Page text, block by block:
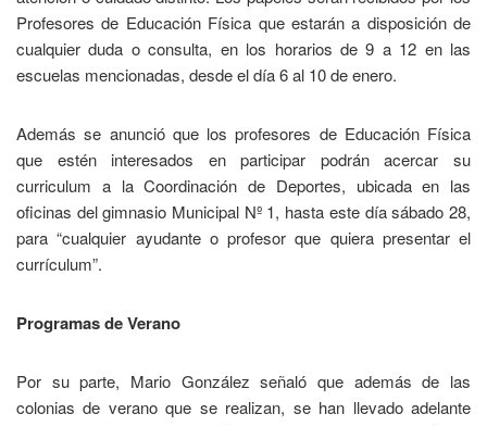
Profesores de Educación Física que estarán a disposición de
cualquier duda o consulta, en los horarios de 9 a 12 en las
escuelas mencionadas, desde el día 6 al 10 de enero.
Además se anunció que los profesores de Educación Física
que estén interesados en participar podrán acercar su
curriculum a la Coordinación de Deportes, ubicada en las
oficinas del gimnasio Municipal Nº 1, hasta este día sábado 28,
para “cualquier ayudante o profesor que quiera presentar el
currículum”.
Programas de Verano
Por su parte, Mario González señaló que además de las
colonias de verano que se realizan, se han llevado adelante